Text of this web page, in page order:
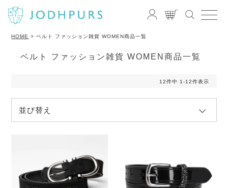
HOME ベルト ファッション雑貨 WOMEN商品一覧
ベルト ファッション雑貨 WOMEN商品一覧
並び替え
12件中 1 -12件表示